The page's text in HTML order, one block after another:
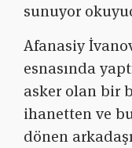
sunuyor
Afanasiy
esnasında
asker olan bir
ihanetten ve
dönen